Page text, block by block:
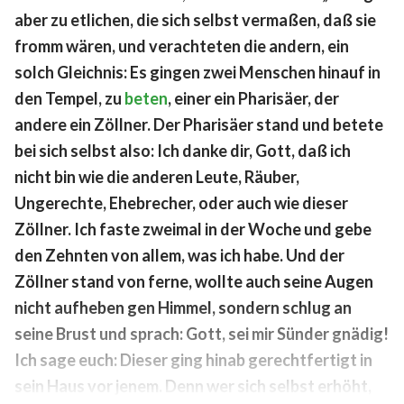
aber zu etlichen, die sich selbst vermaßen, daß sie
fromm wären, und verachteten die andern, ein
solch Gleichnis: Es gingen zwei Menschen hinauf in
den Tempel, zu beten, einer ein Pharisäer, der
andere ein Zöllner. Der Pharisäer stand und betete
bei sich selbst also: Ich danke dir, Gott, daß ich
nicht bin wie die anderen Leute, Räuber,
Ungerechte, Ehebrecher, oder auch wie dieser
Zöllner. Ich faste zweimal in der Woche und gebe
den Zehnten von allem, was ich habe. Und der
Zöllner stand von ferne, wollte auch seine Augen
nicht aufheben gen Himmel, sondern schlug an
seine Brust und sprach: Gott, sei mir Sünder gnädig!
Ich sage euch: Dieser ging hinab gerechtfertigt in
sein Haus vor jenem. Denn wer sich selbst erhöht,